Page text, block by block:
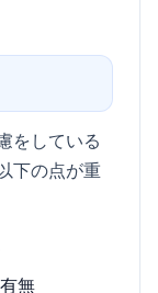
をしている
下の点が重
無